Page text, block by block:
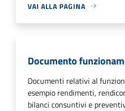
VAI ALLA PAGINA
Documento
Documenti relativi al
esempio rendimenti,
bilanci consuntivi e